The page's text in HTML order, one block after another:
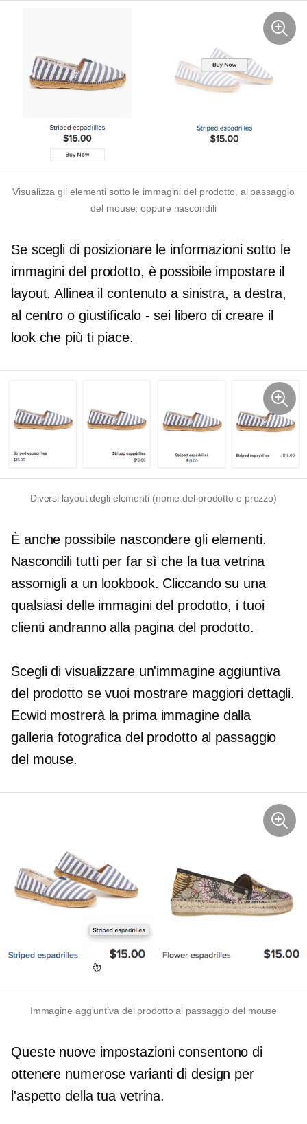
Visualizza gli elementi sotto le immagini del prodotto, al passaggio
del mouse, oppure nascondili
Se scegli di posizionare le informazioni sotto le
immagini del prodotto, è possibile impostare il
layout. Allinea il contenuto a sinistra, a destra,
al centro o giustificalo - sei libero di creare il
look che più ti piace.
Diversi layout degli elementi (nome del prodotto e prezzo)
È anche possibile nascondere gli elementi.
Nascondili tutti per far sì che la tua vetrina
assomigli a un lookbook. Cliccando su una
qualsiasi delle immagini del prodotto, i tuoi
clienti andranno alla pagina del prodotto.
Scegli di visualizzare un'immagine aggiuntiva
del prodotto se vuoi mostrare maggiori dettagli.
Ecwid mostrerà la prima immagine dalla
galleria fotografica del prodotto al passaggio
del mouse.
Immagine aggiuntiva del prodotto al passaggio del mouse
Queste nuove impostazioni consentono di
ottenere numerose varianti di design per
l'aspetto della tua vetrina.